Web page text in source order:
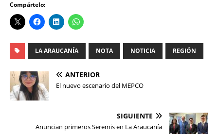
Compártelo:
LA ARAUCANÍA NOTA NOTICIA REGIÓN
ANTERIOR
El nuevo escenario del MEPCO
SIGUIENTE
Anuncian primeros Seremis en La Araucanía